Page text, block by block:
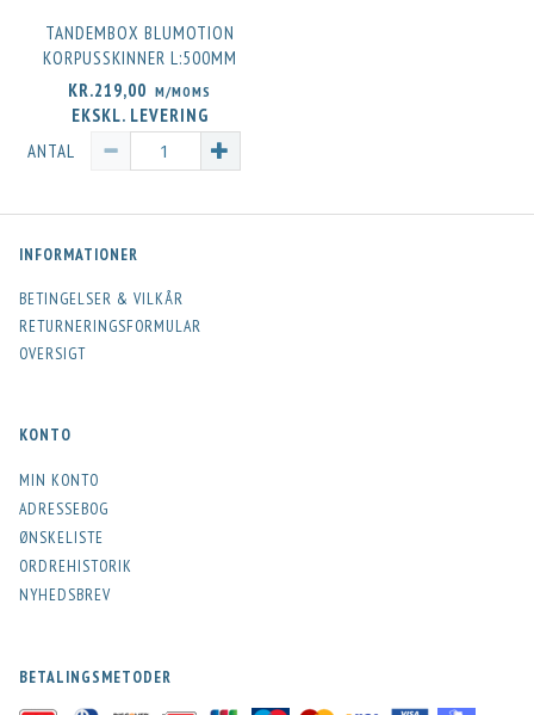
TANDEMBOX BLUMOTION
KORPUSSKINNER L:500MM
KR.219,00 M/MOMS
EKSKL. LEVERING
ANTAL
INFORMATIONER
BETINGELSER & VILKÅR
RETURNERINGSFORMULAR
OVERSIGT
KONTO
MIN KONTO
ADRESSEBOG
ØNSKELISTE
ORDREHISTORIK
NYHEDSBREV
BETALINGSMETODER